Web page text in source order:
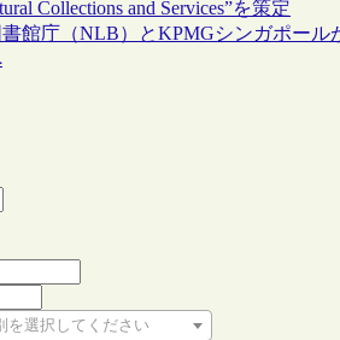
Collections and Services”を策定
館庁（NLB）とKPMGシンガポー
を選択してください